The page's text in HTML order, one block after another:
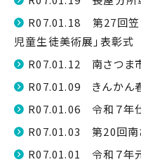
R07.01.18 第27回笠
児童生徒美術展」表彰式
R07.01.12 南さつま
R07.01.09 きんかん
R07.01.06 令和７年
R07.01.03 第20回南
R07.01.01 令和７年